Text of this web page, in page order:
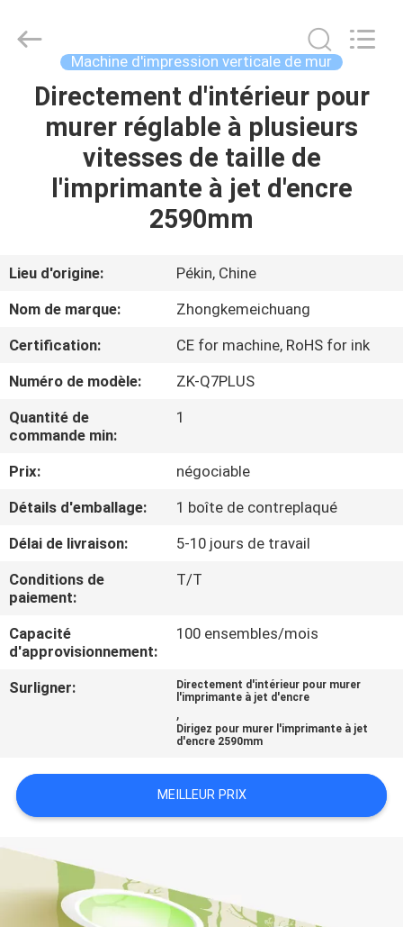
MAISON
PRODUITS
DE
NOUS
VISITE
D'USINE
CONTRÔLE
DE
QUALITÉ
CONTACTEZ-
NOUS
NOUVELLES
DEMANDEZ
UNE
PLAN
And
Technology
Machine d'impression verticale de mur
Directement d'intérieur pour
murer réglable à plusieurs
vitesses de taille de
l'imprimante à jet d'encre
2590mm
Lieu d'origine:
Pékin, Chine
Nom de marque:
Zhongkemeichuang
Certification:
CE for machine, RoHS for ink
Numéro de modèle:
ZK-Q7PLUS
Quantité de
commande min:
1
Prix:
négociable
Détails d'emballage:
1 boîte de contreplaqué
Délai de livraison:
5-10 jours de travail
Conditions de
paiement:
T/T
Capacité
d'approvisionnement:
100 ensembles/mois
Surligner:
Directement d'intérieur pour murer
l'imprimante à jet d'encre
,
Dirigez pour murer l'imprimante à jet
d'encre 2590mm
MEILLEUR PRIX